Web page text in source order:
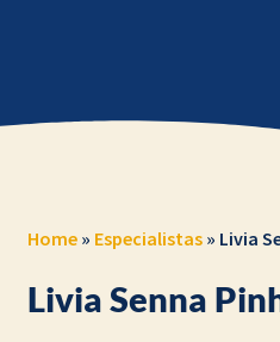
Home» Especialistas» Livia
Livia Senna